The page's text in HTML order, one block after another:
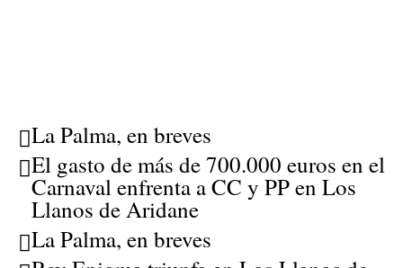
La Palma, en breves
El gasto de más de 700.000 euros en el
Carnaval enfrenta a CC y PP en Los
Llanos de Aridane
La Palma, en breves